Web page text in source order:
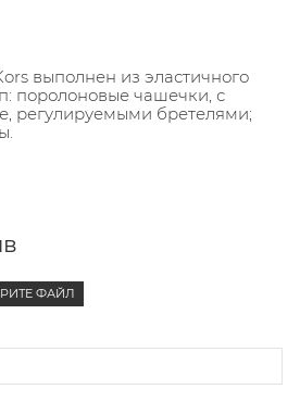
выполнен из эластичного
поролоновые чашечки, с
регулируемыми бретелями;
ФАЙЛ